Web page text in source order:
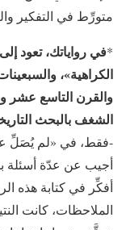
متورِّط في التفكير
*في رواياتك، تعود
الكراهية»،
والقرن التاسع عشر
الشغف بالبحث
-فقط، في «لم يُصَلِّ
الملاحظات، كانت